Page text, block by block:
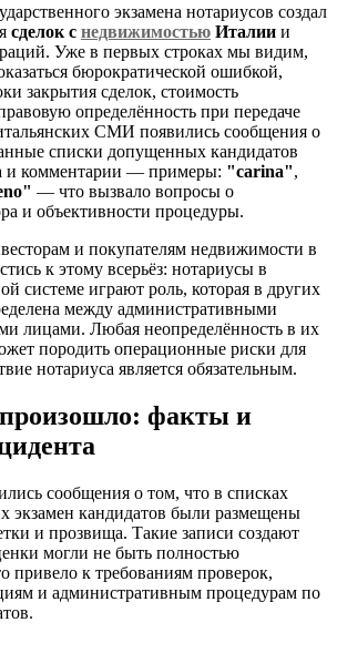
экзамена нотариусов создал
сделок с недвижимостью Италии и
Уже в первых строках мы видим,
бюрократической ошибкой,
закрытия сделок, стоимость
определённость при передаче
СМИ появились сообщения о
списки допущенных кандидатов
и комментарии — примеры: "carina",
— что вызвало вопросы о
и объективности процедуры.
и покупателям недвижимости в
к этому всерьёз: нотариусы в
системе играют роль, которая в других
между административными
лицами. Любая неопределённость в их
породить операционные риски для
нотариуса является обязательным.
факты и
сообщения о том, что в списках
экзамен кандидатов были размещены
и прозвища. Такие записи создают
могли не быть полностью
привело к требованиям проверок,
и административным процедурам по